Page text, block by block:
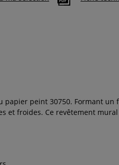
peint 30750. Formant un
et froides. Ce revêtement